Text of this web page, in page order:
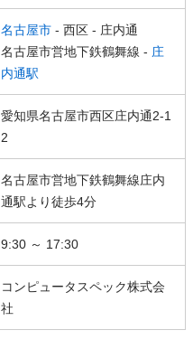
名古屋市 - 西区 - 庄内通
名古屋市営地下鉄鶴舞線 - 庄
内通駅
愛知県名古屋市西区庄内通2-1
2
名古屋市営地下鉄鶴舞線庄内
通駅より徒歩4分
9:30 ～ 17:30
コンピュータスペック株式会
社